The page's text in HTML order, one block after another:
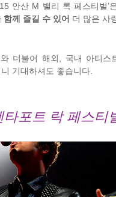
안산 M 밸리 록 페스티벌’
함께 즐길 수 있어 더 많은 사
더불어 해외, 국내 아티스
기대하셔도 좋습니다.
타포트 락 페스티